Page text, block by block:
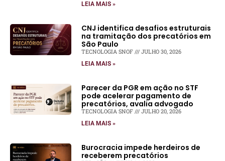
LEIA MAIS »
CNJ identifica desafios estruturais
na tramitação dos precatórios em
São Paulo
TECNOLOGIA SNOF JULHO 30, 2026
LEIA MAIS »
Parecer da PGR em ação no STF
pode acelerar pagamento de
precatórios, avalia advogado
TECNOLOGIA SNOF JULHO 20, 2026
LEIA MAIS »
Burocracia impede herdeiros de
receberem precatórios